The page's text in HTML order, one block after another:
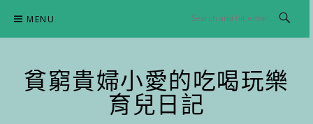
content
MENU
貧窮貴婦小愛的吃喝玩樂
育兒日記